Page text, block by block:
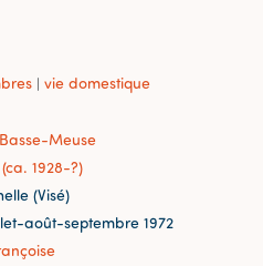
| vie domestique
Basse-Meuse
1928-?)
(Visé)
août-septembre 1972